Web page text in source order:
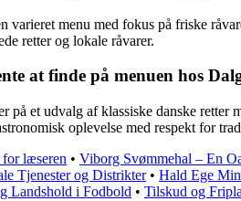
varieret menu med fokus på friske
retter og lokale råvarer.
at finde på menuen hos
på et udvalg af klassiske danske
oplevelse med respekt for
læseren • Viborg Svømmehal – En
Tjenester og Distrikter• Hald Ege
Landshold i Fodbold • Tilskud og